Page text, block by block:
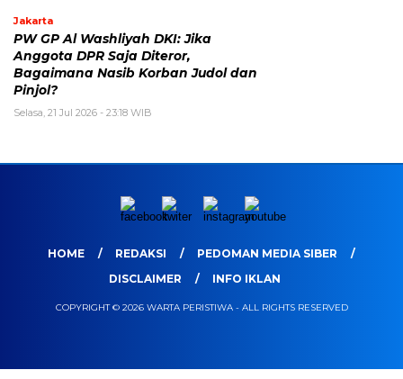
Jakarta
PW GP Al Washliyah DKI: Jika
Anggota DPR Saja Diteror,
Bagaimana Nasib Korban Judol dan
Pinjol?
Selasa, 21 Jul 2026 - 23:18 WIB
HOME REDAKSI
PEDOMAN MEDIA SIBER
DISCLAIMER
INFO IKLAN
COPYRIGHT © 2026 WARTA PERISTIWA - ALL RIGHTS RESERVED